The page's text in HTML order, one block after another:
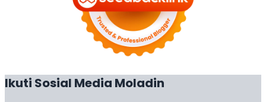
Ikuti Sosial Media Moladin